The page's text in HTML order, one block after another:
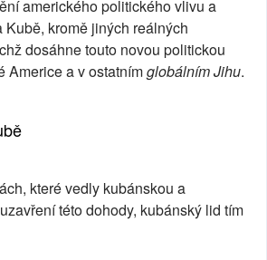
amerického politického vlivu a
kromě jiných reálných
dosáhne touto novou politickou
Americe a v ostatnímglobálním Jihu.
které vedly kubánskou a
této dohody, kubánský lid tím